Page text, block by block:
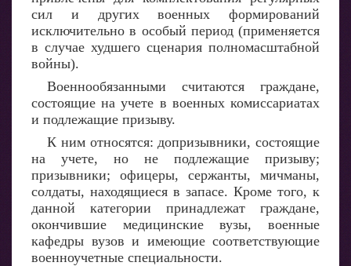
сил и других военных формирований
исключительно в особый период (применяется
в случае худшего сценария полномасштабной
войны).
Военнообязанными считаются граждане,
состоящие на учете в военных комиссариатах
и подлежащие призыву.
К ним относятся: допризывники, состоящие
на учете, но не подлежащие призыву;
призывники; офицеры, сержанты, мичманы,
солдаты, находящиеся в запасе. Кроме того, к
данной категории принадлежат граждане,
окончившие медицинские вузы, военные
кафедры вузов и имеющие соответствующие
военноучетные специальности.